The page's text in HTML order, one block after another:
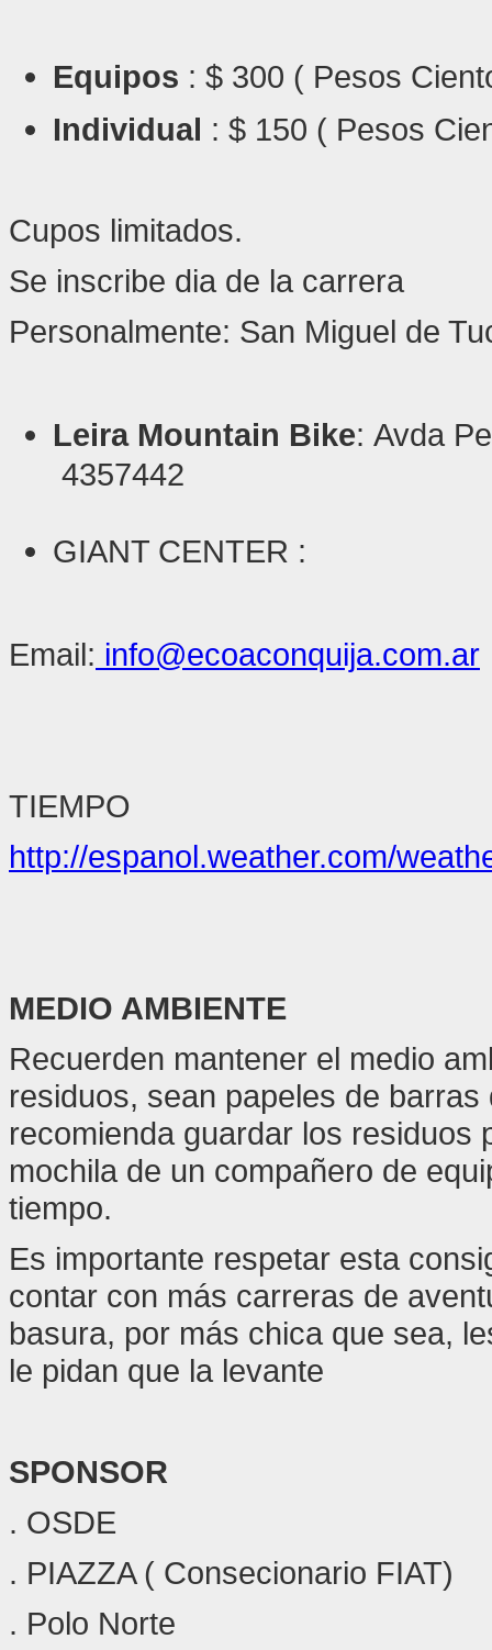
Equipos : $ 300 ( Pesos
Individual : $ 150 ( Pesos
Cupos limitados.
Se inscribe dia de la carrera
Personalmente: San Miguel de
Leira Mountain Bike: Avda
4357442
GIANT CENTER :
Email: info@ecoaconquija.com.ar
TIEMPO
http://espanol.weather.com/
MEDIO AMBIENTE
Recuerden mantener el medio
residuos, sean papeles de
recomienda guardar los residuos
mochila de un compañero de
tiempo.
Es importante respetar esta
contar con más carreras de
basura, por más chica que sea,
le pidan que la levante
SPONSOR
. OSDE
. PIAZZA ( Consecionario FIAT)
. Polo Norte